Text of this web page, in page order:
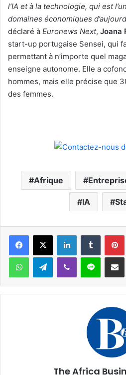
l’IA et à la technologie, qui est
domaines économiques
déclaré à Euronews Next, Joana
start-up portugaise Sensei, qui
permettant à n’importe quel
enseigne autonome. Elle a
hommes, mais elle précise que
des femmes.
Afrique
IA
Facebook
X LinkedinTumblr
WhatsAppTelegramViber Ligne
The Africa